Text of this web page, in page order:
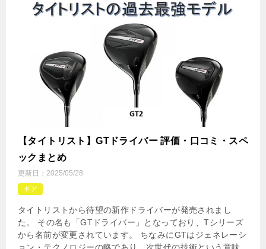
【タイトリスト】GTドライバー 評価・口コミ・スペ
ックまとめ
更新日： 2025/05/28
ギア
タイトリストから待望の新作ドライバーが発売されまし
た。 その名も「GTドライバー」となっており、Tシリーズ
から名前が変更されています。 ちなみにGTはジェネレーシ
ョン・テクノロジーの略であり、次世代の技術という意味